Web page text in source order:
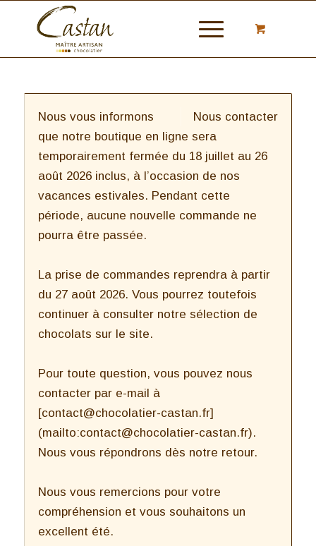
Nous contacter
Nous vous informons
que notre boutique en ligne sera
temporairement fermée du 18 juillet au 26
août 2026 inclus, à l’occasion de nos
vacances estivales. Pendant cette
période, aucune nouvelle commande ne
pourra être passée.
La prise de commandes reprendra à partir
du 27 août 2026. Vous pourrez toutefois
continuer à consulter notre sélection de
chocolats sur le site.
Pour toute question, vous pouvez nous
contacter par e-mail à
[contact@chocolatier-castan.fr]
(mailto:contact@chocolatier-castan.fr).
Nous vous répondrons dès notre retour.
Nous vous remercions pour votre
compréhension et vous souhaitons un
excellent été.